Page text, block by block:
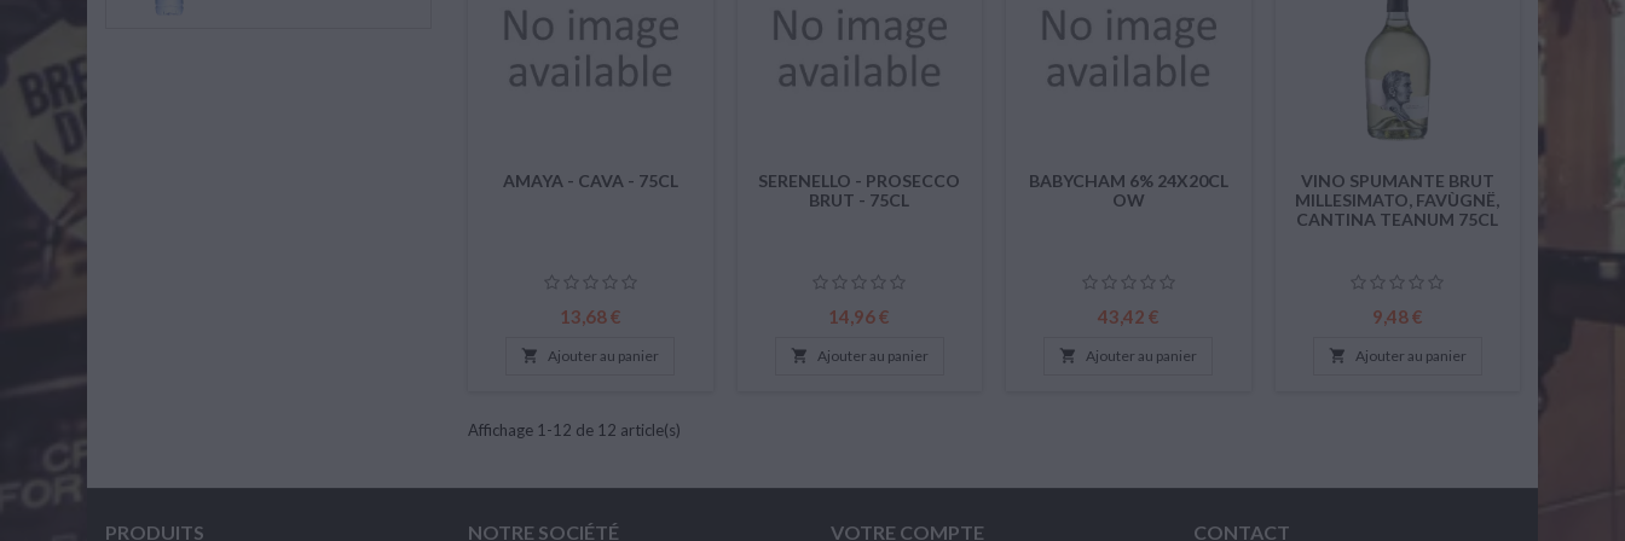
AMAYA - CAVA - 75CL
Prix
13,68 €
 Ajouter au panier
SERENELLO - PROSECCO
BRUT - 75CL
Prix
14,96 €
 Ajouter au panier
BABYCHAM 6% 24X20CL
OW
Prix
43,42 €
 Ajouter au panier
VINO SPUMANTE BRUT
MILLESIMATO, FAVÙGNË,
CANTINA TEANUM 75CL
Prix
9,48 €
 Ajouter au panier
Affichage 1-12 de 12 article(s)
PRODUITS NOTRE SOCIÉTÉ VOTRE COMPTE CONTACT